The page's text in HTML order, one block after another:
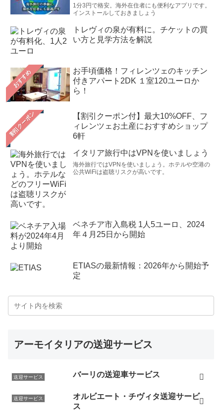
1分3円で格安。海外在住者にも便利なアプリです。
インストールしておきましょう
トレヴィの泉が有料に。チケットの買
い方と見学方法を解説
おすすめ
お手頃価格！フィレンツェのキッチン
付きアパート2DK １室120ユーロか
ら！
【割引クーポン付】最大10%OFF、フ
ィレンツェお土産におすすめショップ
6軒
イタリア旅行中はVPNを使いましょう
海外旅行ではVPNを使いましょう。ホテルや空港の
公共WiFiは盗聴リスクが高いです。
ベネチア市入島税 1人5ユーロ、2024
年４月25日から開始
ETIASの最新情報：2026年から開始予
定
アーモイタリアの送迎サービス
送迎サービス バーリの送迎車サービス
送迎サービス
オルビエート・チヴィタ送迎サービ
ス